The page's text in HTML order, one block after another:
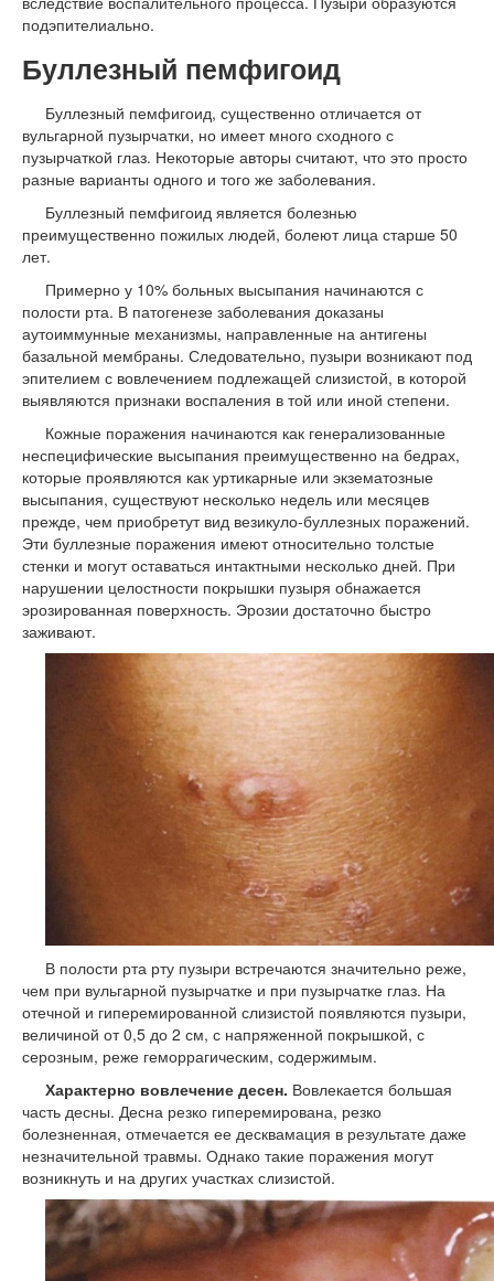
подэпителиально.
Буллезный пемфигоид
Буллезный пемфигоид, существенно отличается от
вульгарной пузырчатки, но имеет много сходного с
пузырчаткой глаз. Некоторые авторы считают, что это просто
разные варианты одного и того же заболевания.
Буллезный пемфигоид является болезнью
преимущественно пожилых людей, болеют лица старше 50
лет.
Примерно у 10% больных высыпания начинаются с
полости рта. В патогенезе заболевания доказаны
аутоиммунные механизмы, направленные на антигены
базальной мембраны. Следовательно, пузыри возникают под
эпителием с вовлечением подлежащей слизистой, в которой
выявляются признаки воспаления в той или иной степени.
Кожные поражения начинаются как генерализованные
неспецифические высыпания преимущественно на бедрах,
которые проявляются как уртикарные или экзематозные
высыпания, существуют несколько недель или месяцев
прежде, чем приобретут вид везикуло-буллезных поражений.
Эти буллезные поражения имеют относительно толстые
стенки и могут оставаться интактными несколько дней. При
нарушении целостности покрышки пузыря обнажается
эрозированная поверхность. Эрозии достаточно быстро
заживают.
В полости рта рту пузыри встречаются значительно реже,
чем при вульгарной пузырчатке и при пузырчатке глаз. На
отечной и гиперемированной слизистой появляются пузыри,
величиной от 0,5 до 2 см, с напряженной покрышкой, с
серозным, реже геморрагическим, содержимым.
Характерно вовлечение десен. Вовлекается большая
часть десны. Десна резко гиперемирована, резко
болезненная, отмечается ее десквамация в результате даже
незначительной травмы. Однако такие поражения могут
возникнуть и на других участках слизистой.